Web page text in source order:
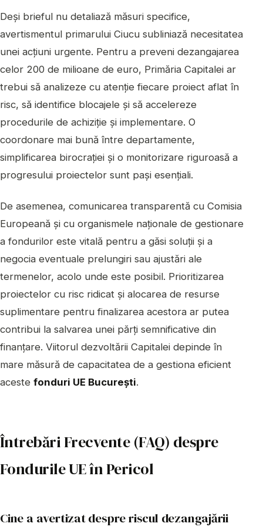
Deși brieful nu detaliază măsuri specifice,
avertismentul primarului Ciucu subliniază necesitatea
unei acțiuni urgente. Pentru a preveni dezangajarea
celor 200 de milioane de euro, Primăria Capitalei ar
trebui să analizeze cu atenție fiecare proiect aflat în
risc, să identifice blocajele și să accelereze
procedurile de achiziție și implementare. O
coordonare mai bună între departamente,
simplificarea birocrației și o monitorizare riguroasă a
progresului proiectelor sunt pași esențiali.
De asemenea, comunicarea transparentă cu Comisia
Europeană și cu organismele naționale de gestionare
a fondurilor este vitală pentru a găsi soluții și a
negocia eventuale prelungiri sau ajustări ale
termenelor, acolo unde este posibil. Prioritizarea
proiectelor cu risc ridicat și alocarea de resurse
suplimentare pentru finalizarea acestora ar putea
contribui la salvarea unei părți semnificative din
finanțare. Viitorul dezvoltării Capitalei depinde în
mare măsură de capacitatea de a gestiona eficient
aceste fonduri UE București.
Întrebări Frecvente (FAQ) despre
Fondurile UE în Pericol
Cine a avertizat despre riscul dezangajării